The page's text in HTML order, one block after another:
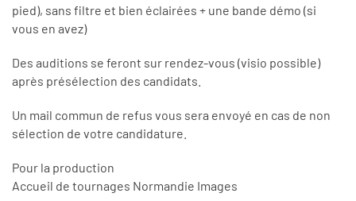
pied), sans filtre et bien éclairées + une bande démo (si
vous en avez)
Des auditions se feront sur rendez-vous (visio possible)
après présélection des candidats.
Un mail commun de refus vous sera envoyé en cas de non
sélection de votre candidature.
Pour la production
Accueil de tournages Normandie Images